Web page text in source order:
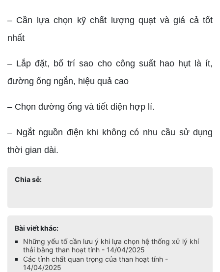
– Cần lựa chọn kỹ chất lượng quạt và giá cả tốt
nhất
– Lắp đặt, bố trí sao cho công suất hao hụt là ít,
đường ống ngắn, hiệu quả cao
– Chọn đường ống và tiết diện hợp lí.
– Ngắt nguồn điện khi không có nhu cầu sử dụng
thời gian dài.
Chia sẻ:
Bài viết khác:
Những yếu tố cần lưu ý khi lựa chọn hệ thống xử lý khí
thải bằng than hoạt tính - 14/04/2025
Các tính chất quan trọng của than hoạt tính -
14/04/2025